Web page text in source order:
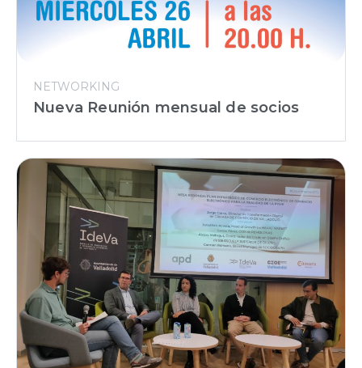
NETWORKING
Nueva Reunión mensual de socios